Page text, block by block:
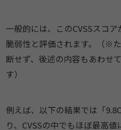
一般的には、このCVSSスコ
脆弱性と評価されます。（※
断せず、後述の内容もあわせ
す）
例えば、以下の結果では「
り、CVSSの中でもほぼ最高